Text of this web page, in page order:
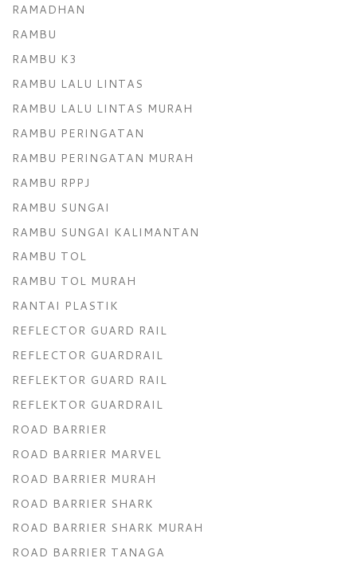
RAMADHAN
RAMBU
RAMBU K3
RAMBU LALU LINTAS
RAMBU LALU LINTAS MURAH
RAMBU PERINGATAN
RAMBU PERINGATAN MURAH
RAMBU RPPJ
RAMBU SUNGAI
RAMBU SUNGAI KALIMANTAN
RAMBU TOL
RAMBU TOL MURAH
RANTAI PLASTIK
REFLECTOR GUARD RAIL
REFLECTOR GUARDRAIL
REFLEKTOR GUARD RAIL
REFLEKTOR GUARDRAIL
ROAD BARRIER
ROAD BARRIER MARVEL
ROAD BARRIER MURAH
ROAD BARRIER SHARK
ROAD BARRIER SHARK MURAH
ROAD BARRIER TANAGA